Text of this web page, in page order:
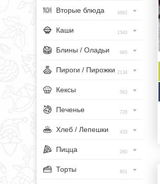
Вторые блюда 4682
Каши 1543
Блины / Оладьи 965
Пироги / Пирожки 2134
Кексы 563
Печенье 728
Хлеб / Лепешки 433
Пицца 260
Торты 801